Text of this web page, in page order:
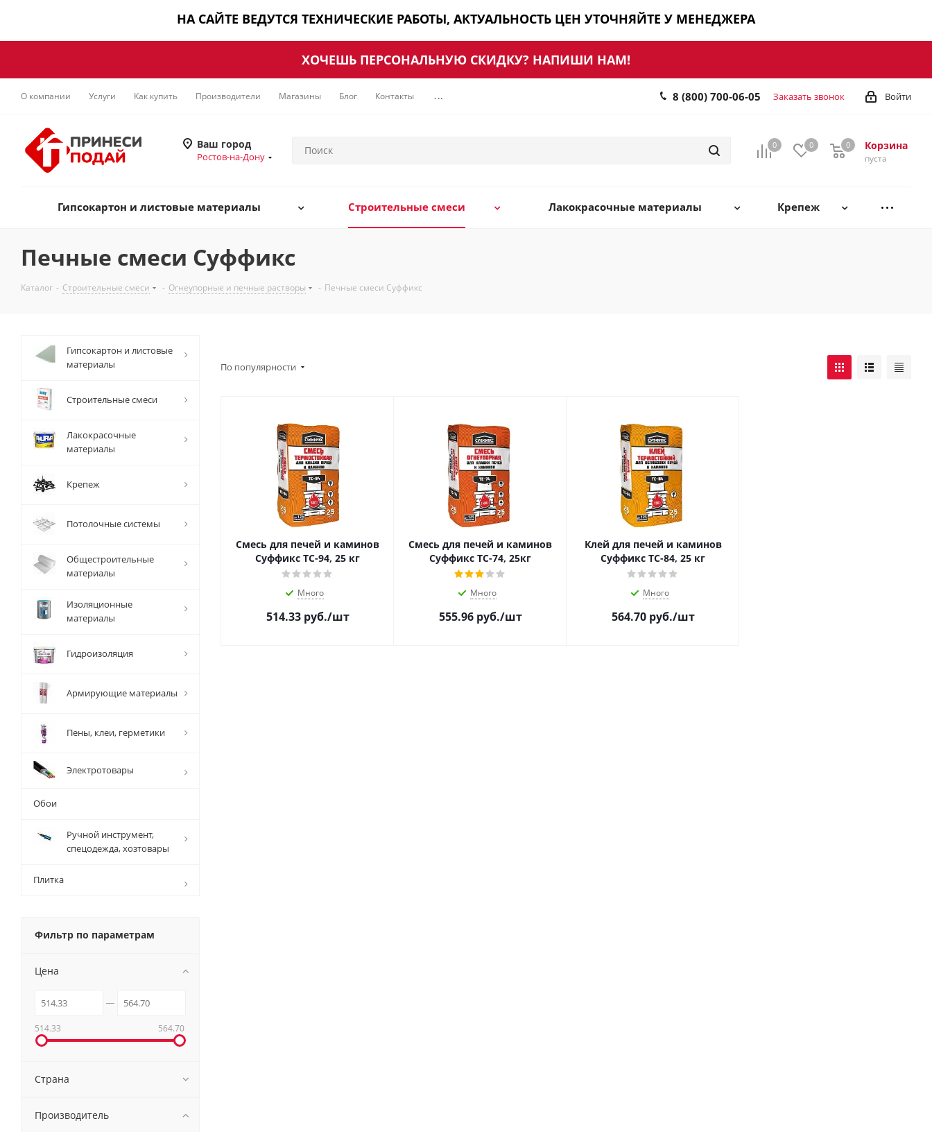
НА САЙТЕ ВЕДУТСЯ ТЕХНИЧЕСКИЕ РАБОТЫ, АКТУАЛЬНОСТЬ ЦЕН УТОЧНЯЙТЕ У МЕНЕДЖЕРА
ХОЧЕШЬ ПЕРСОНАЛЬНУЮ СКИДКУ? НАПИШИ НАМ!
О компании Услуги Как купить Производители Магазины Блог Контакты ... Войти
8 (800) 700-06-05 Заказать звонок
Ваш город
Ростов-на-Дону
0 0 Корзина
0
пуста
0
Гипсокартон и листовые материалы Строительные смеси Лакокрасочные материалы Крепеж
Печные смеси Суффикс
Каталог - Строительные смеси - Огнеупорные и печные растворы - Печные смеси Суффикс
По популярности
Смесь для печей и каминов
Суффикс ТС-94, 25 кг
Много
514.33руб./шт
Смесь для печей и каминов
Суффикс ТС-74, 25кг
Много
555.96руб./шт
Клей для печей и каминов
Суффикс ТС-84, 25 кг
Много
564.70руб./шт
Гипсокартон и листовые
материалы
Строительные смеси
Лакокрасочные
материалы
Крепеж
Потолочные системы
Общестроительные
материалы
Изоляционные
материалы
Гидроизоляция
Армирующие материалы
Пены, клеи, герметики
Электротовары
Обои
Ручной инструмент,
спецодежда, хозтовары
Плитка
Фильтр по параметрам
Цена
514.33 564.70
Страна
Производитель